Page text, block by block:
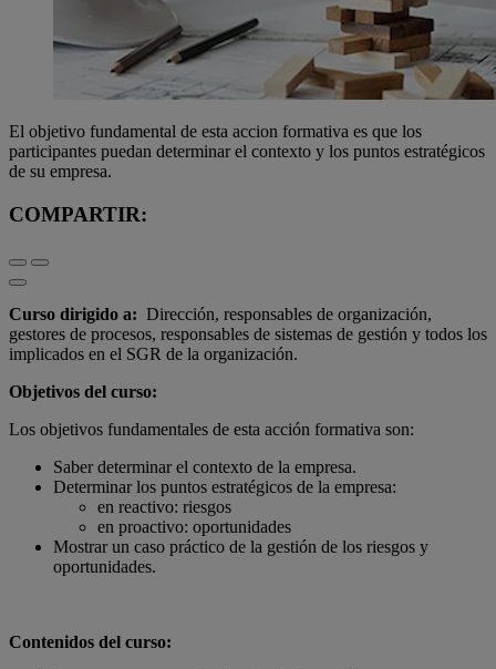
El objetivo fundamental de esta accion formativa es que los
participantes puedan determinar el contexto y los puntos estratégicos
de su empresa.
COMPARTIR:
Curso dirigido a: Dirección, responsables de organización,
gestores de procesos, responsables de sistemas de gestión y todos los
implicados en el SGR de la organización.
Objetivos del curso:
Los objetivos fundamentales de esta acción formativa son:
Saber determinar el contexto de la empresa.
Determinar los puntos estratégicos de la empresa:
en reactivo: riesgos
en proactivo: oportunidades
Mostrar un caso práctico de la gestión de los riesgos y
oportunidades.
Contenidos del curso: